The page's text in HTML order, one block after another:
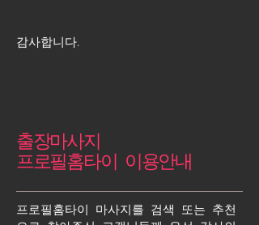
​감사합니다.
출장마사지
프로필홈타이 이용안내
프로필홈타이 마사지를 검색 또는 추천